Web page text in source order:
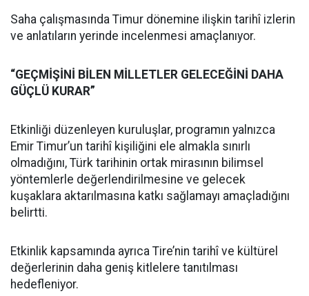
Saha çalışmasında Timur dönemine ilişkin tarihî izlerin
ve anlatıların yerinde incelenmesi amaçlanıyor.
“GEÇMİŞİNİ BİLEN MİLLETLER GELECEĞİNİ DAHA
GÜÇLÜ KURAR”
Etkinliği düzenleyen kuruluşlar, programın yalnızca
Emir Timur’un tarihî kişiliğini ele almakla sınırlı
olmadığını, Türk tarihinin ortak mirasının bilimsel
yöntemlerle değerlendirilmesine ve gelecek
kuşaklara aktarılmasına katkı sağlamayı amaçladığını
belirtti.
Etkinlik kapsamında ayrıca Tire’nin tarihî ve kültürel
değerlerinin daha geniş kitlelere tanıtılması
hedefleniyor.